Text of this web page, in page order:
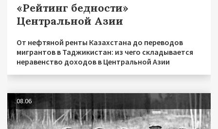
«Рейтинг бедности»
Центральной Азии
От нефтяной ренты Казахстана до переводов
мигрантов в Таджикистан: из чего складывается
неравенство доходов в Центральной Азии
08.06